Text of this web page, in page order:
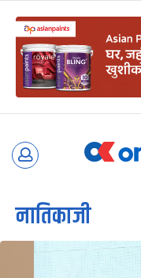
Skip
नातिकाजी